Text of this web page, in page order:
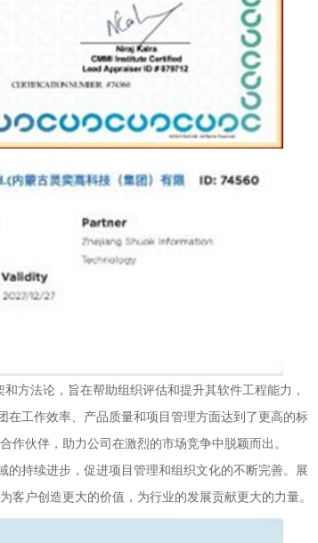
方法论，旨在帮助组织评估和提升其软件工程能力，
工作效率、产品质量和项目管理方面达到了更高的标
伙伴，助力公司在激烈的市场竞争中脱颖而出。
持续进步，促进项目管理和组织文化的不断完善。展
户创造更大的价值，为行业的发展贡献更大的力量。